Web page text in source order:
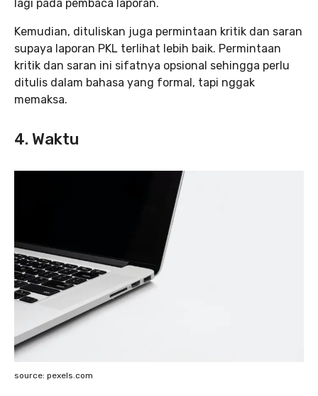
lagi pada pembaca laporan.
Kemudian, dituliskan juga permintaan kritik dan saran
supaya laporan PKL terlihat lebih baik. Permintaan
kritik dan saran ini sifatnya opsional sehingga perlu
ditulis dalam bahasa yang formal, tapi nggak
memaksa.
4. Waktu
source: pexels.com